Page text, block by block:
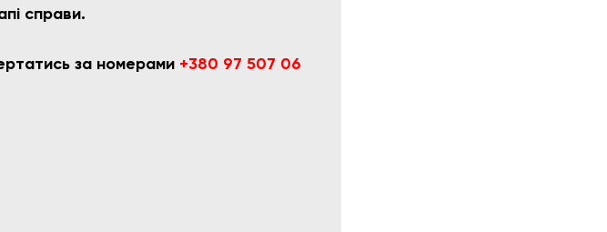
справи.
за номерами +380 97 507 06